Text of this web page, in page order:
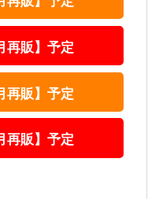
再販】予定
再販】予定
再販】予定